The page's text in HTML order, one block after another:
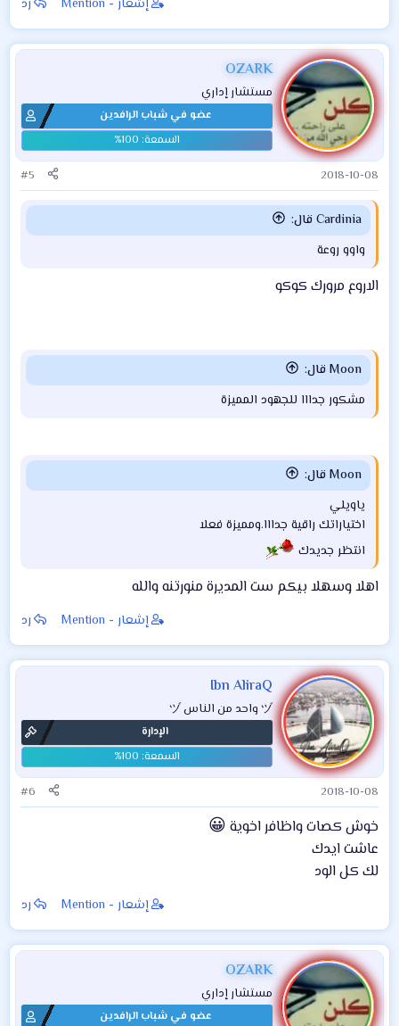
إشعار - Mention رد
OZARK
مستشار إداري
عضو في شباب الرافدين
2018-10-08
#5
Cardinia قال:
واوو روعة
الاروع مرورك كوكو
Moon قال:
مشكور جدااا للجهود المميزة
Moon قال:
ياويلي
اختياراتك راقية جدااا.ومميزة فعلا
انتظر جديدك
اهلا وسهلا بيكم ست المديرة منورتنه والله
إشعار - Mention رد
Ibn AliraQ
ヅ واحد من الناس ヅ
الإدارة
2018-10-08
#6
خوش كصات واظافر اخوية 😀
عاشت ايدك
لك كل الود
إشعار - Mention رد
OZARK
مستشار إداري
عضو في شباب الرافدين